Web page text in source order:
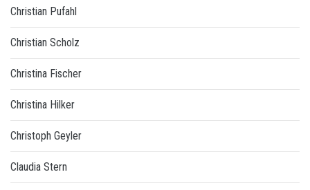
Christian Pufahl
Christian Scholz
Christina Fischer
Christina Hilker
Christoph Geyler
Claudia Stern